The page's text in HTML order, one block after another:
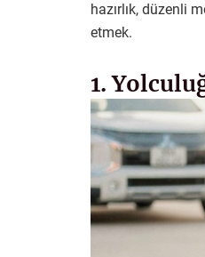
hazırlık, düzenli
etmek.
1.